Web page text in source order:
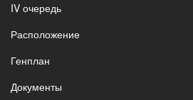
IV очередь
Расположение
Генплан
Документы